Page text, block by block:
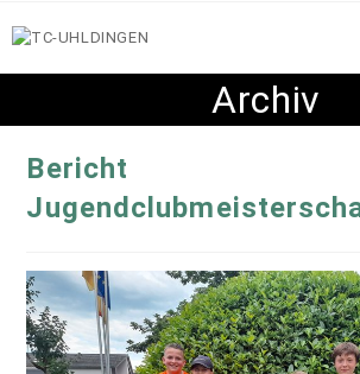
Inhalt
Archiv
Bericht